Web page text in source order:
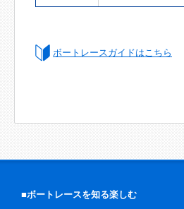
ボートレースガイドはこちら
■ボートレースを知る楽しむ